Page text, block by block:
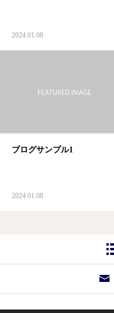
2024.01.08
ブログサンプル1
2024.01.08